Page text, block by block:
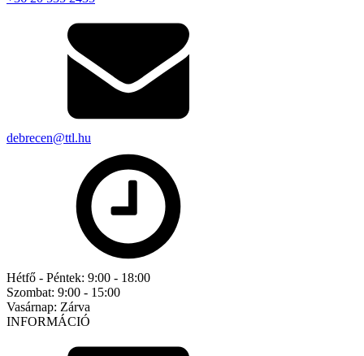
debrecen@ttl.hu
Hétfő - Péntek: 9:00 - 18:00
Szombat: 9:00 - 15:00
Vasárnap: Zárva
INFORMÁCIÓ